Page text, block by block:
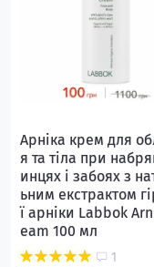
Арніка крем для
я та тіла при
инцях і забоях з
ьним екстрактом
ї арніки Labbok
eam 100 мл
1